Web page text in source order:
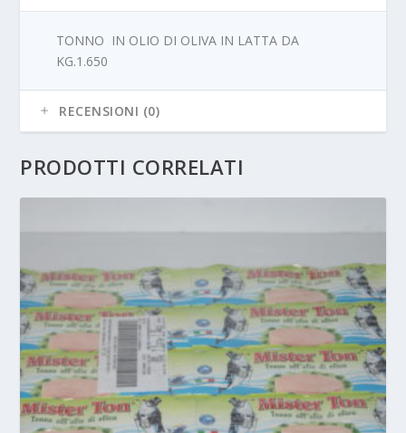
TONNO IN OLIO DI OLIVA IN LATTA DA
KG.1.650
RECENSIONI (0)
PRODOTTI CORRELATI